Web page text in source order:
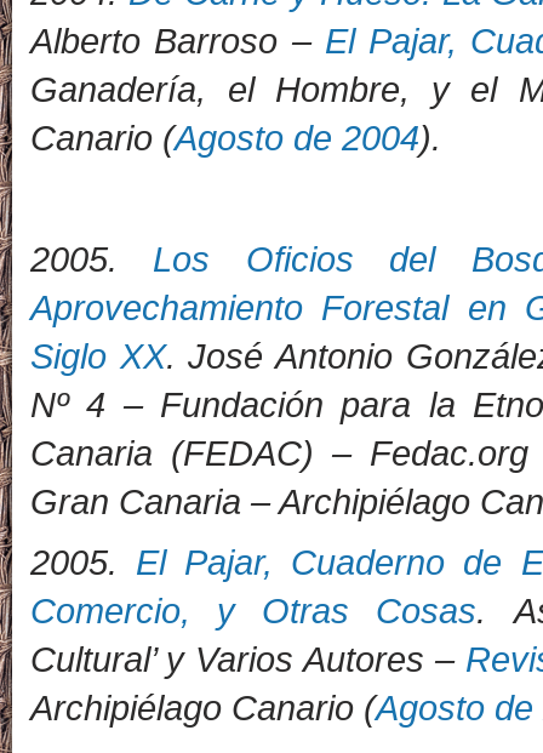
Alberto Barroso – El Pajar,
Ganadería, el Hombre, y el
Canario (Agosto de 2004).
2005. Los Oficios del
Aprovechamiento Forestal en
Siglo XX. José Antonio
Nº 4 – Fundación para la
Canaria (FEDAC) –
Gran Canaria – Archipiélago
2005. El Pajar, Cuaderno de
Comercio, y Otras Cosas.
Cultural’ y Varios Autores –
Archipiélago Canario (Agosto de